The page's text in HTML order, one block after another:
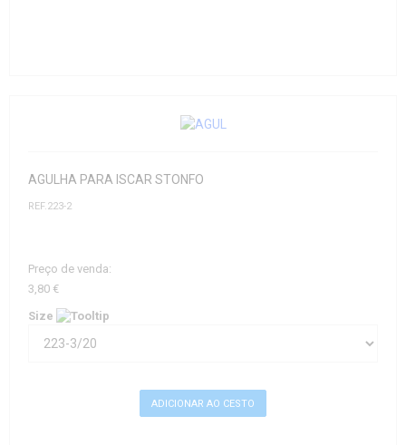
AGULHA PARA ISCAR STONFO
REF.223-2
Preço de venda:
3,80 €
Size